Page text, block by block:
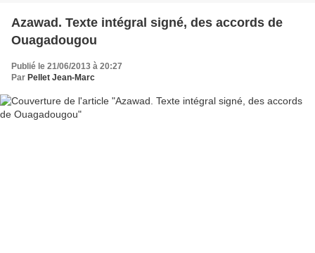
Azawad. Texte intégral signé, des accords de
Ouagadougou
Publié le 21/06/2013 à 20:27
Par Pellet Jean-Marc